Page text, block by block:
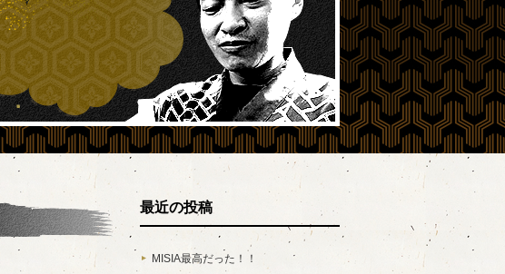
最近の投稿
MISIA最高だった！！